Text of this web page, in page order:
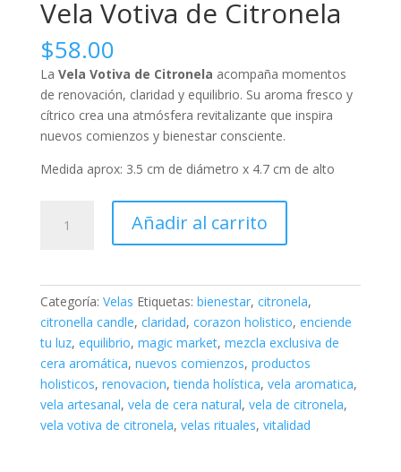
Vela Votiva de Citronela
$58.00
La Vela Votiva de Citronela acompaña momentos
de renovación, claridad y equilibrio. Su aroma fresco y
cítrico crea una atmósfera revitalizante que inspira
nuevos comienzos y bienestar consciente.
Medida aprox: 3.5 cm de diámetro x 4.7 cm de alto
Votiva
cantidad
Añadir al carrito
Categoría: Velas Etiquetas: bienestar, citronela,
citronella candle, claridad, corazon holistico, enciende
tu luz, equilibrio, magic market, mezcla exclusiva de
cera aromática, nuevos comienzos, productos
holisticos, renovacion,tienda holística, vela aromatica,
vela artesanal, vela de cera natural, vela de citronela,
vela votiva de citronela, velas rituales, vitalidad